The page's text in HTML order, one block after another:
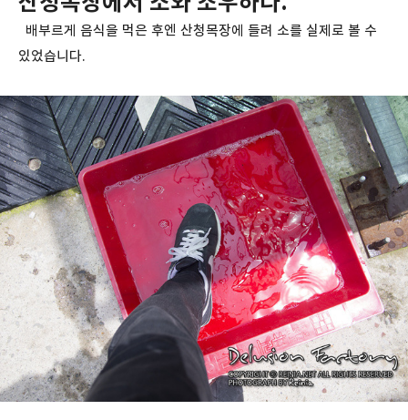
배부르게 음식을 먹은 후엔 산청목장에 들려 소를 실제로 볼 수
있었습니다.